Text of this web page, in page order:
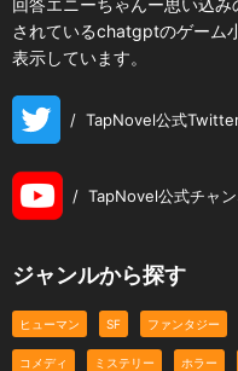
されているchatgptのゲーム
表示しています。
/ TapNovel公式
/ TapNovel公式チャ
ジャンルから探す
ヒューマン SF ファンタジー
コメディ ミステリー ホラー